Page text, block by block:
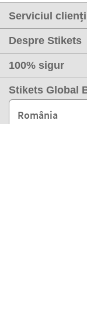
Serviciul clienți
Despre Stikets
100% sigur
Stikets Global
România